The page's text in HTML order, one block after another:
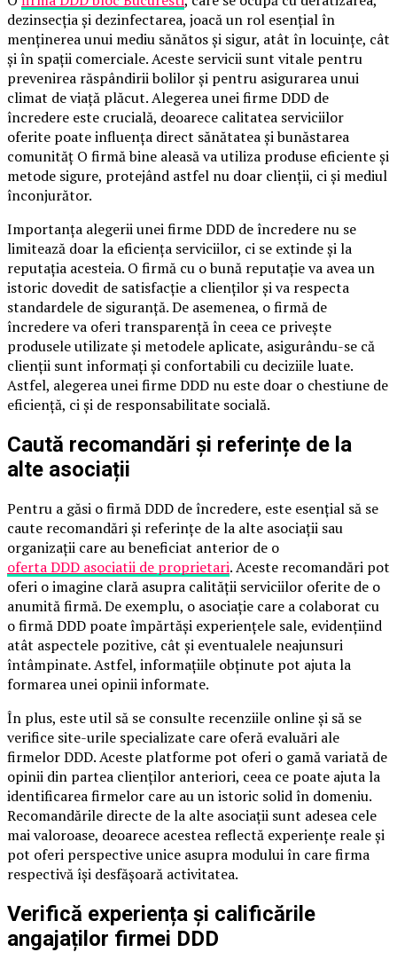
dezinsecția și dezinfectarea, joacă un rol esențial în
menținerea unui mediu sănătos și sigur, atât în locuințe, cât
și în spații comerciale. Aceste servicii sunt vitale pentru
prevenirea răspândirii bolilor și pentru asigurarea unui
climat de viață plăcut. Alegerea unei firme DDD de
încredere este crucială, deoarece calitatea serviciilor
oferite poate influența direct sănătatea și bunăstarea
comunităț O firmă bine aleasă va utiliza produse eficiente și
metode sigure, protejând astfel nu doar clienții, ci și mediul
înconjurător.
Importanța alegerii unei firme DDD de încredere nu se
limitează doar la eficiența serviciilor, ci se extinde și la
reputația acesteia. O firmă cu o bună reputație va avea un
istoric dovedit de satisfacție a clienților și va respecta
standardele de siguranță. De asemenea, o firmă de
încredere va oferi transparență în ceea ce privește
produsele utilizate și metodele aplicate, asigurându-se că
clienții sunt informați și confortabili cu deciziile luate.
Astfel, alegerea unei firme DDD nu este doar o chestiune de
eficiență, ci și de responsabilitate socială.
Caută recomandări și referințe de la
alte asociații
Pentru a găsi o firmă DDD de încredere, este esențial să se
caute recomandări și referințe de la alte asociații sau
organizații care au beneficiat anterior de o
oferta DDD asociatii de proprietari. Aceste recomandări pot
oferi o imagine clară asupra calității serviciilor oferite de o
anumită firmă. De exemplu, o asociație care a colaborat cu
o firmă DDD poate împărtăși experiențele sale, evidențiind
atât aspectele pozitive, cât și eventualele neajunsuri
întâmpinate. Astfel, informațiile obținute pot ajuta la
formarea unei opinii informate.
În plus, este util să se consulte recenziile online și să se
verifice site-urile specializate care oferă evaluări ale
firmelor DDD. Aceste platforme pot oferi o gamă variată de
opinii din partea clienților anteriori, ceea ce poate ajuta la
identificarea firmelor care au un istoric solid în domeniu.
Recomandările directe de la alte asociații sunt adesea cele
mai valoroase, deoarece acestea reflectă experiențe reale și
pot oferi perspective unice asupra modului în care firma
respectivă își desfășoară activitatea.
Verifică experiența și calificările
angajaților firmei DDD